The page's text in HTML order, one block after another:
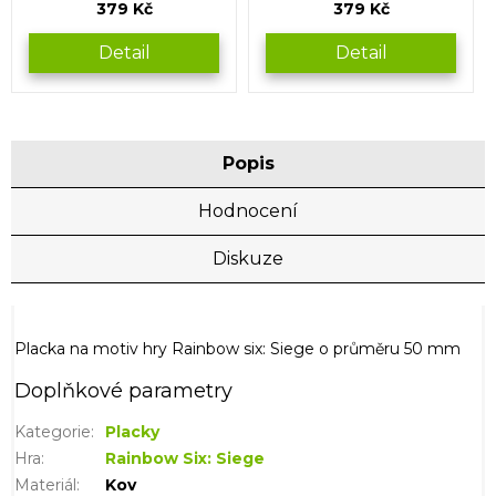
379 Kč
Detail
379 Kč
Detail
Popis
Hodnocení
Diskuze
Placka na motiv hry Rainbow six: Siege o průměru 50 mm
Doplňkové parametry
Kategorie:
Placky
Hra:
Rainbow Six: Siege
Materiál :
Kov